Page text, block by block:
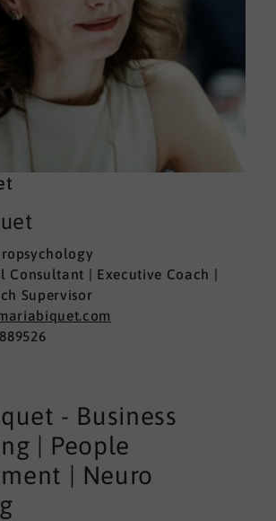
Consultant | Executive Coach |
Supervisor
- Business
| People
| Neuro